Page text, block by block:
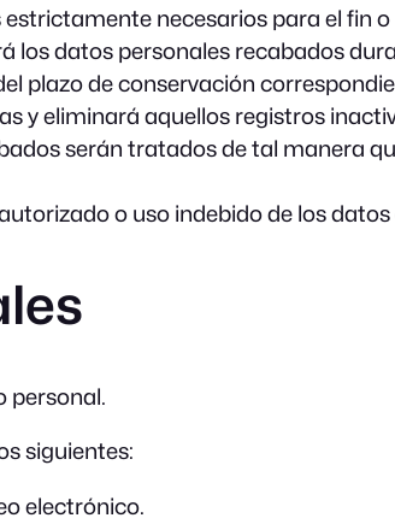
necesarios para el fin o
los datos personales recabados
plazo de conservación
y eliminará aquellos registros
serán tratados de tal manera
o uso indebido de los
personal.
siguientes:
electrónico.